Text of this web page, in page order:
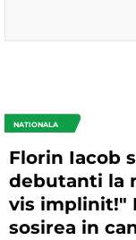
NATIONALA
Florin Iacob
debutanti la
vis implinit!"
sosirea in